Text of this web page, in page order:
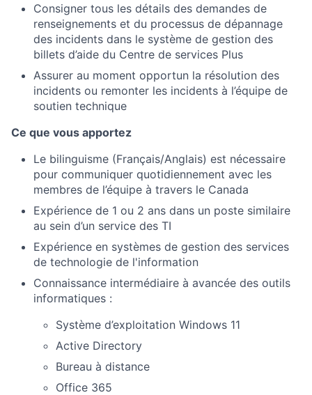
Consigner tous les détails des demandes de
renseignements et du processus de dépannage
des incidents dans le système de gestion des
billets d’aide du Centre de services Plus
Assurer au moment opportun la résolution des
incidents ou remonter les incidents à l’équipe de
soutien technique
Ce que vous apportez
Le bilinguisme (Français/Anglais) est nécessaire
pour communiquer quotidiennement avec les
membres de l’équipe à travers le Canada
Expérience de 1 ou 2 ans dans un poste similaire
au sein d’un service des TI
Expérience en systèmes de gestion des services
de technologie de l'information
Connaissance intermédiaire à avancée des outils
informatiques :
Système d’exploitation Windows 11
Active Directory
Bureau à distance
Office 365